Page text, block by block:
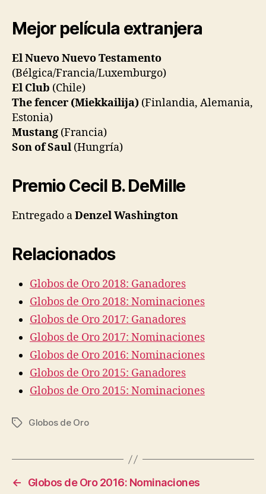
Mejor película extranjera
El Nuevo Nuevo Testamento
(Bélgica/Francia/Luxemburgo)
El Club (Chile)
The fencer (Miekkailija) (Finlandia, Alemania,
Estonia)
Mustang (Francia)
Son of Saul (Hungría)
Premio Cecil B. DeMille
Entregado aDenzel Washington
Relacionados
Globos de Oro 2018: Ganadores
Globos de Oro 2018: Nominaciones
Globos de Oro 2017: Ganadores
Globos de Oro 2017: Nominaciones
Globos de Oro 2016: Nominaciones
Globos de Oro 2015: Ganadores
Globos de Oro 2015: Nominaciones
Etiquetas
Globos de Oro
←
Globos de Oro 2016: Nominaciones